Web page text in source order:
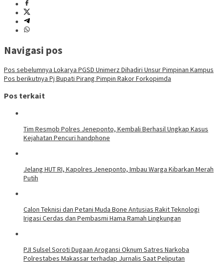
Navigasi pos
Pos sebelumnya Lokarya PGSD Unimerz Dihadiri Unsur Pimpinan Kampus
Pos berikutnya Pj Bupati Pirang Pimpin Rakor Forkopimda
Pos terkait
Tim Resmob Polres Jeneponto, Kembali Berhasil Ungkap Kasus
Kejahatan Pencuri handphone
Jelang HUT RI, Kapolres Jeneponto, Imbau Warga Kibarkan Merah
Putih
Calon Teknisi dan Petani Muda Bone Antusias Rakit Teknologi
Irigasi Cerdas dan Pembasmi Hama Ramah Lingkungan
PJI Sulsel Soroti Dugaan Arogansi Oknum Satres Narkoba
Polrestabes Makassar terhadap Jurnalis Saat Peliputan